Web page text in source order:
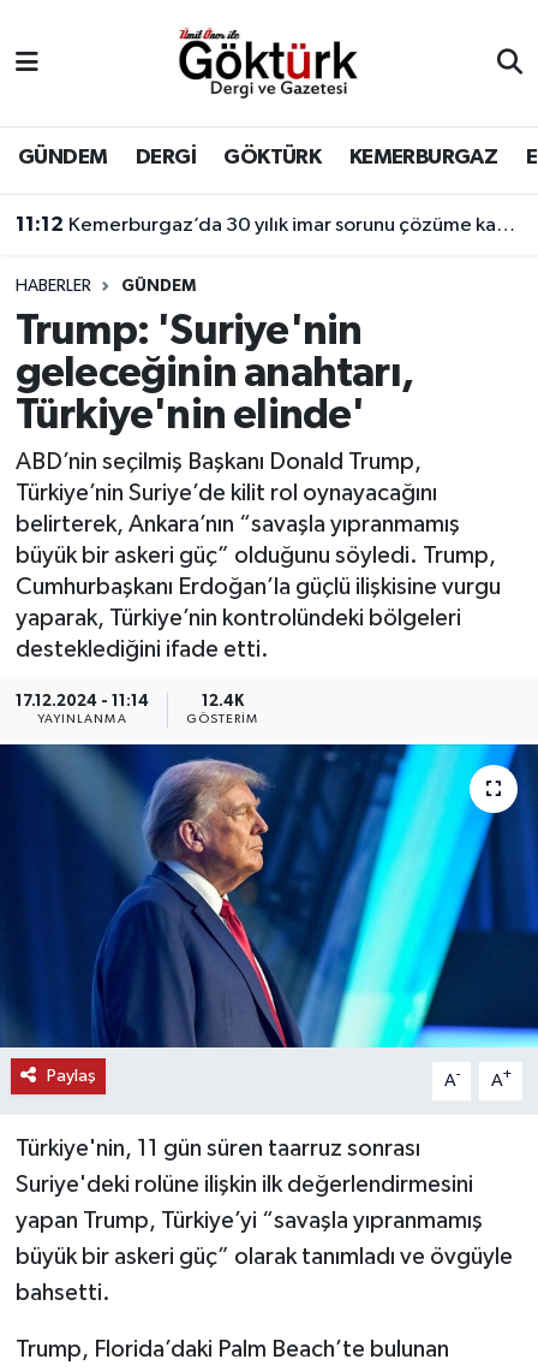
GÜNDEM DERGİ GÖKTÜRK KEMERBURGAZ
11:12 Kemerburgaz’da 30 yılık imar sorunu çözüme kavuşuyor
HABERLER GÜNDEM
Trump: 'Suriye'nin
geleceğinin anahtarı,
Türkiye'nin elinde'
ABD’nin seçilmiş Başkanı Donald Trump,
Türkiye’nin Suriye’de kilit rol oynayacağını
belirterek, Ankara’nın “savaşla yıpranmamış
büyük bir askeri güç” olduğunu söyledi. Trump,
Cumhurbaşkanı Erdoğan’la güçlü ilişkisine vurgu
yaparak, Türkiye’nin kontrolündeki bölgeleri
desteklediğini ifade etti.
17.12.2024 - 11:14
YAYINLANMA
12.4K
GÖSTERIM
Paylaş A- A+
Türkiye'nin, 11 gün süren taarruz sonrası
Suriye'deki rolüne ilişkin ilk değerlendirmesini
yapan Trump, Türkiye’yi “savaşla yıpranmamış
büyük bir askeri güç” olarak tanımladı ve övgüyle
bahsetti.
Trump, Florida’daki Palm Beach’te bulunan
BİLİM
DERGİ
DÜNYA
EĞİTİM
EKONOMİ
GÖKTÜRK
GÜNDEM
KEMERBURGAZ
KÜLTÜR - SANAT
MAGAZİN
ÖZEL HABER
SAĞLIK
TEKNOLOJİ
TİCARET
YAŞAM
Eyüpsultan Hava Durumu
Eyüpsultan Trafik Yoğunluk Haritası
Süper Lig Puan Durumu ve Fikstür
Tüm Manşetler
Son Dakika Haberleri
Haber Arşivi